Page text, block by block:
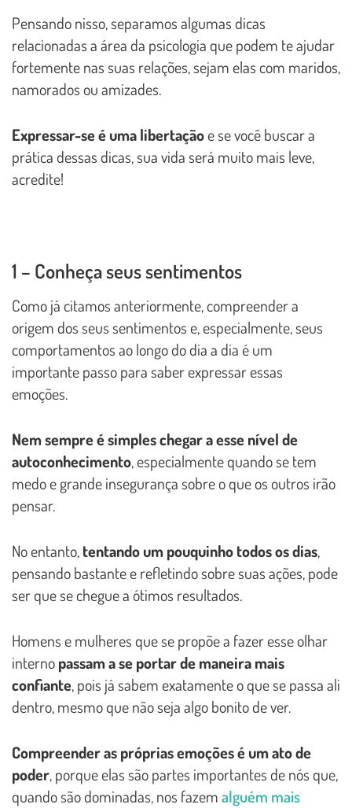
Pensando nisso, separamos algumas dicas
relacionadas a área da psicologia que podem te ajudar
fortemente nas suas relações, sejam elas com maridos,
namorados ou amizades.
Expressar-se é uma libertaçãoe se você buscar a
prática dessas dicas, sua vida será muito mais leve,
acredite!
1 – Conheça seus sentimentos
Como já citamos anteriormente, compreender a
origem dos seus sentimentos e, especialmente, seus
comportamentos ao longo do dia a dia é um
importante passo para saber expressar essas
emoções.
Nem sempre é simples chegar a esse nível de
autoconhecimento, especialmente quando se tem
medo e grande insegurança sobre o que os outros irão
pensar.
No entanto,tentando um pouquinho todos os dias,
pensando bastante e refletindo sobre suas ações, pode
ser que se chegue a ótimos resultados.
Homens e mulheres que se propõe a fazer esse olhar
internopassam a se portar de maneira mais
confiante, pois já sabem exatamente o que se passa ali
dentro, mesmo que não seja algo bonito de ver.
Compreender as próprias emoções é um ato de
poder, porque elas são partes importantes de nós que,
quando são dominadas, nos fazemalguém mais